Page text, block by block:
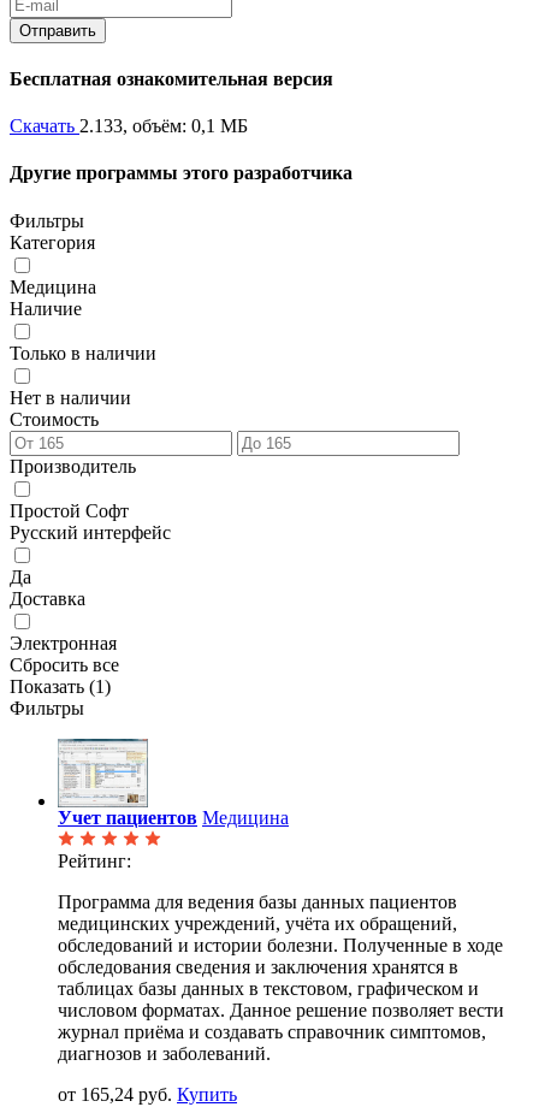
Бесплатная ознакомительная версия
Скачать 2.133, объём: 0,1 МБ
Другие программы этого разработчика
Фильтры
Категория
Медицина
Наличие
Только в наличии
Нет в наличии
Стоимость
Производитель
Простой Софт
Русский интерфейс
Да
Доставка
Электронная
Сбросить все
Показать (1)
Фильтры
Учет пациентов Медицина
Рейтинг:
Программа для ведения базы данных пациентов
медицинских учреждений, учёта их обращений,
обследований и истории болезни. Полученные в ходе
обследования сведения и заключения хранятся в
таблицах базы данных в текстовом, графическом и
числовом форматах. Данное решение позволяет вести
журнал приёма и создавать справочник симптомов,
диагнозов и заболеваний.
от 165,24 руб. Купить